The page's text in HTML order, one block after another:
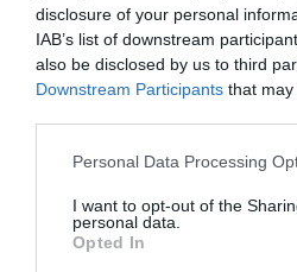
disclosure of your personal
IAB’s list of downstream
also be disclosed by us to third
Downstream Participants that
Please note that this website/app
not limited to your visit or usage
grant or deny consent to Google
use your data for below specified
Personal Data Processing
I want to opt-out of the
personal data.
Opted In
vremena nakon kuhanja.
3. Pečurke brzo gube nutritivnu
proteinsku strukturu. Njihovi
nakon prve termičke obrade.
pečurkama zahtijeva poseban
loša za jetru direktno ometa